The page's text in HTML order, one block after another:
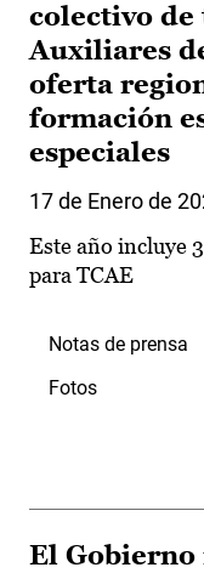
colectivo de
Auxiliares
oferta
formación
especiales
17 de Enero de
Este año incluye
para TCAE
Notas de prensa
Fotos
El